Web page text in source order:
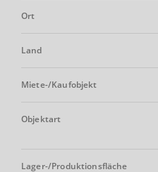
Ort
Land
Miete-/Kaufobjekt
Objektart
Lager-/Produktionsfläche